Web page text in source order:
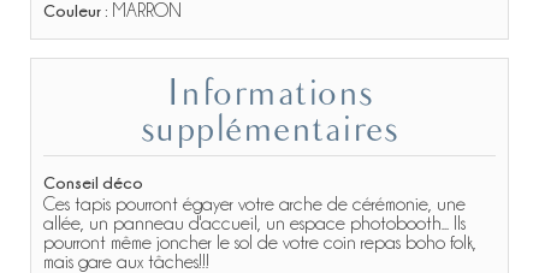
Couleur : MARRON
supplémentaires
Conseil déco
Ces tapis pourront égayer votre arche de cérémonie, une
allée, un panneau d'accueil, un espace photobooth... Ils
pourront même joncher le sol de votre coin repas boho folk,
mais gare aux tâches!!!